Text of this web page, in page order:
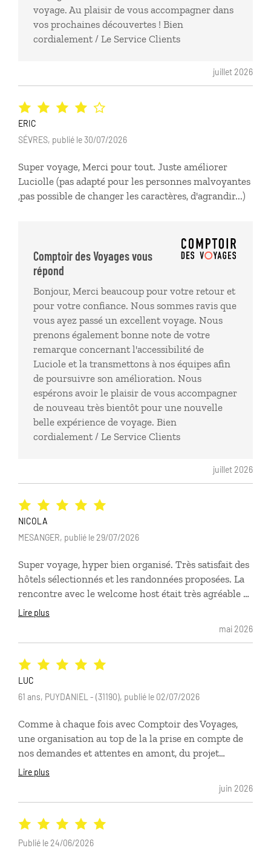
juillet 2026
voyage. Au plaisir de vous accompagner dans
vos prochaines découvertes ! Bien
cordialement / Le Service Clients
Super voyage, Merci pour tout. Juste améliorer
Luciolle (pas adapté pour les personnes malvoyantes
,pas possible de changer les caractères, d'agrandir...)
juillet 2026
ERIC
SÉVRES, publié le 30/07/2026
Comptoir des Voyages vous
répond
Bonjour, Merci beaucoup pour votre retour et
pour votre confiance. Nous sommes ravis que
vous ayez passé un excellent voyage. Nous
prenons également bonne note de votre
remarque concernant l'accessibilité de
Luciole et la transmettons à nos équipes afin
de poursuivre son amélioration. Nous
espérons avoir le plaisir de vous accompagner
de nouveau très bientôt pour une nouvelle
belle expérience de voyage. Bien
cordialement / Le Service Clients
Super voyage, hyper bien organisé. Très satisfait des
hôtels sélectionnés et les randonnées proposées. La
rencontre avec le welcome host était très agréable et
nos chauffeurs étaient toujours à l'heure et plein
Lire plus
mai 2026
NICOLA
MESANGER, publié le 29/07/2026
Comme à chaque fois avec Comptoir des Voyages,
une organisation au top de la la prise en compte de
nos demandes et attentes en amont, du projet
proposé au voyage en lui-même. Tout était parfait et
Lire plus
juin 2026
LUC
61 ans, PUYDANIEL - (31190), publié le 02/07/2026
Publié le 24/06/2026